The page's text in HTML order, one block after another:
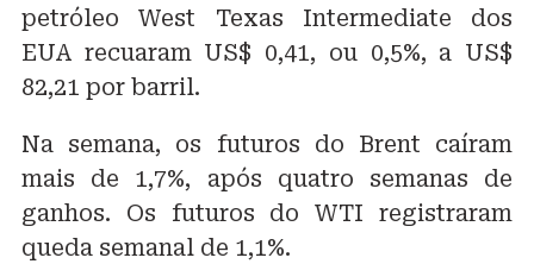
petróleo West Texas Intermediate dos
EUA recuaram US$ 0,41, ou 0,5%, a US$
82,21 por barril.
Na semana, os futuros do Brent caíram
mais de 1,7%, após quatro semanas de
ganhos. Os futuros do WTI registraram
queda semanal de 1,1%.